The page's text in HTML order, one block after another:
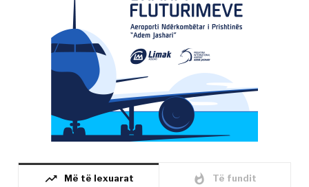
trending_up Më të lexuarat whatshot Të fundit